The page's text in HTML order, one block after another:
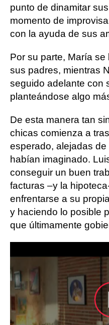
punto de dinamitar
momento de
con la ayuda de sus
Por su parte, María
sus padres, mientras
seguido adelante con
planteándose algo
De esta manera tan
chicas comienza a
esperado, alejadas
habían imaginado.
conseguir un buen
facturas –y la
enfrentarse a su
y haciendo lo posible
que últimamente